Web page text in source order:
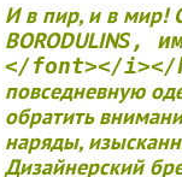
И в пир, и в мир!
BORODULINS,
</font></i></
повседневную
обратить
наряды,
Дизайнерский